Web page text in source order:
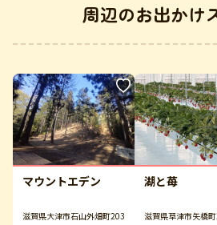
周辺のお出かけ
マウントエデン
滋賀県大津市石山外畑町203
湖と苺
滋賀県草津市矢橋